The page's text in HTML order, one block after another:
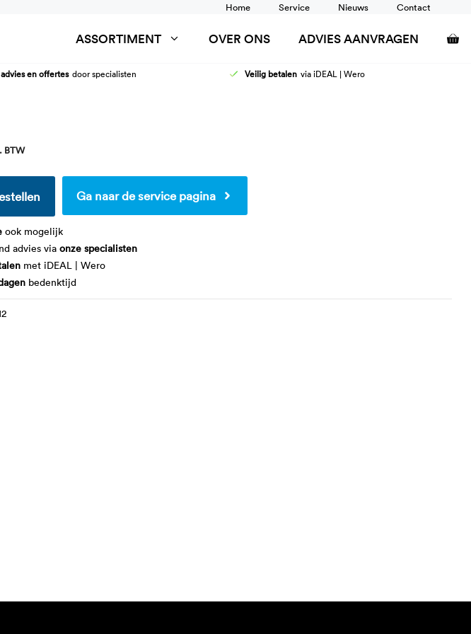
Home Service Nieuws Contact
ASSORTIMENT OVER ONS ADVIES AANVRAGEN
en offertes door specialisten Veilig betalen via iDEAL | Wero
BTW
Ga naar de service pagina
ook mogelijk
advies via onze specialisten
met iDEAL | Wero
bedenktijd